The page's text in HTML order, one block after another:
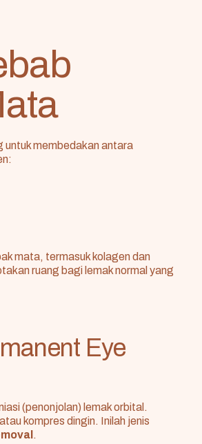
membedakan antara
mata, termasuk kolagen dan
ruang bagi lemak normal yang
Eye
(penonjolan) lemak orbital.
kompres dingin. Inilah jenis
.